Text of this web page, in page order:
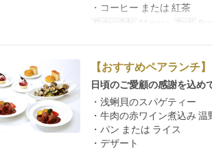
・コーヒー または 紅茶
Date valide 01 mar ~ Pasti
【おすすめペアランチ】
日頃のご愛顧の感謝を込め
・浅蜊貝のスパゲティー
・牛肉の赤ワイン煮込み 温
・パン または ライス
・デザート